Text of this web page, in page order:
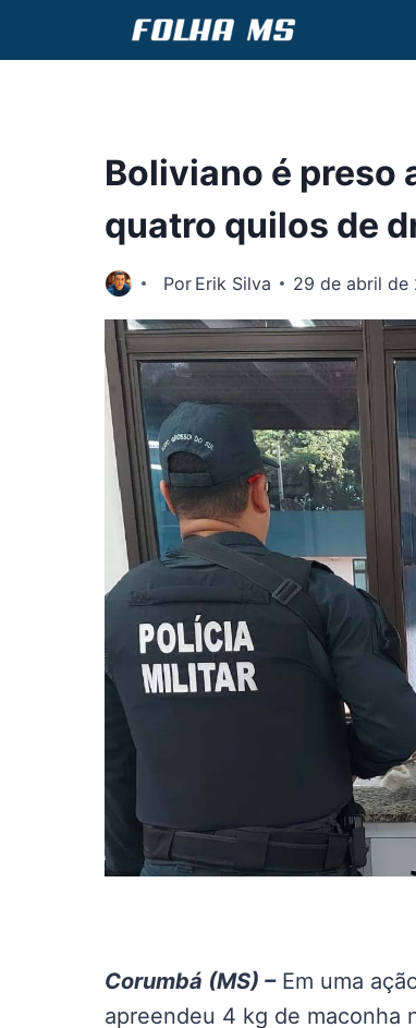
Boliviano é preso
quatro quilos de
Por Erik Silva 29 de abril de
Corumbá (MS) –Em uma
apreendeu 4 kg de maconha